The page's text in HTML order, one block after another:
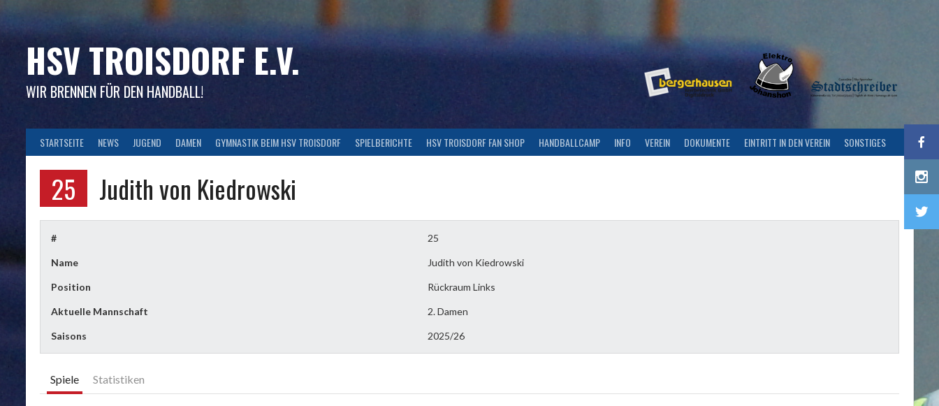
HSV TROISDORF E.V.
WIR BRENNEN FÜR DEN HANDBALL!
STARTSEITE NEWS JUGEND DAMEN GYMNASTIK BEIM HSV TROISDORF SPIELBERICHTE HSV TROISDORF FAN SHOP HANDBALLCAMP INFO VEREIN DOKUMENTE EINTRITT IN DEN VEREIN SONSTIGES
25 Judith von Kiedrowski
# 25
Name Judith von Kiedrowski
Position Rückraum Links
Aktuelle Mannschaft 2. Damen
Saisons 2025/26
Spiele Statistiken